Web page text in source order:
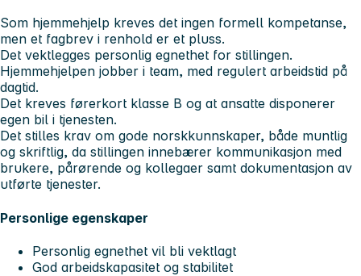
Som hjemmehjelp kreves det ingen formell kompetanse,
men et fagbrev i renhold er et pluss.
Det vektlegges personlig egnethet for stillingen.
Hjemmehjelpen jobber i team, med regulert arbeidstid på
dagtid.
Det kreves førerkort klasse B og at ansatte disponerer
egen bil i tjenesten.
Det stilles krav om gode norskkunnskaper, både muntlig
og skriftlig, da stillingen innebærer kommunikasjon med
brukere, pårørende og kollegaer samt dokumentasjon av
utførte tjenester.
Personlige egenskaper
Personlig egnethet vil bli vektlagt
God arbeidskapasitet og stabilitet